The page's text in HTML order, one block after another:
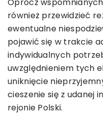
Oprócz
również przewidzieć
ewentualne
pojawić się w trakcie
indywidualnych
uwzględnieniem tych
uniknięcie
cieszenie się z udanej
rejonie Polski.